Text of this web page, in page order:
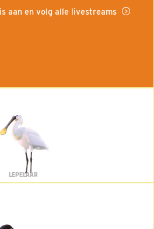
aan en volg alle livestreams
LEPELAAR